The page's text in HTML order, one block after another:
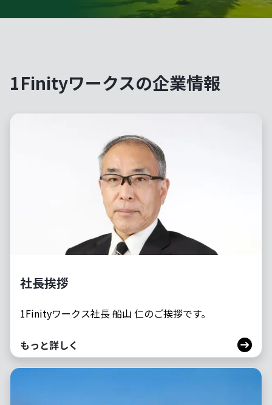
1Finityワークスの企業情報
社長挨拶
1Finityワークス社長 船山 仁のご挨拶です。
もっと詳しく